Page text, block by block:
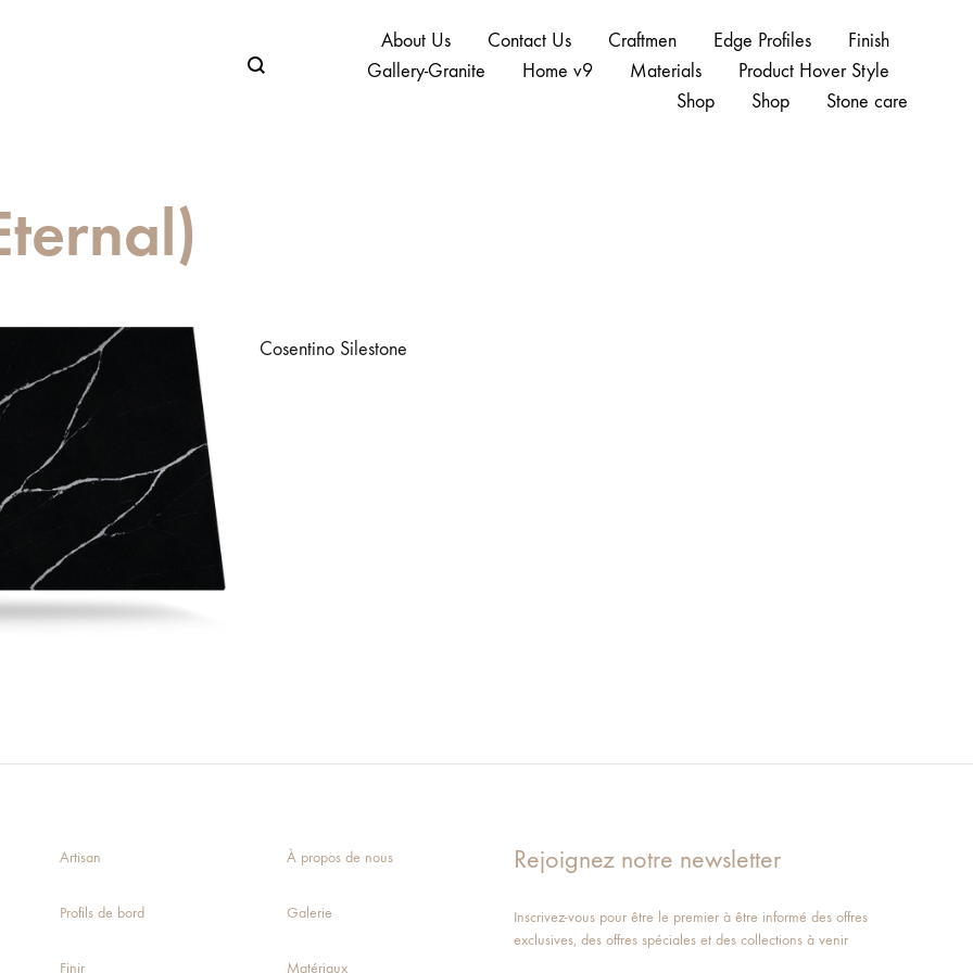
About Us Contact Us Craftmen Edge Profiles
Finish
Gallery-Granite
Home v9 Materials
Product Hover Style
Shop
Shop Stone care
Cosentino Silestone
Artisan
Profils de bord
Finir
À propos de nous
Galerie
Matériaux
Rejoignez notre newsletter
Inscrivez-vous pour être le premier à être informé des offres
exclusives, des offres spéciales et des collections à venir